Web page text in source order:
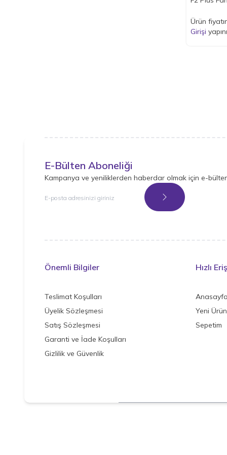
Ürün
Girişi
E-Bülten Aboneliği
Kampanya ve yeniliklerden haberdar olmak için e-
Kayıt Ol
Önemli Bilgiler
Teslimat Koşulları
Üyelik Sözleşmesi
Satış Sözleşmesi
Garanti ve İade Koşulları
Gizlilik ve Güvenlik
Hızlı
Anasayfa
Yeni
Sepetim